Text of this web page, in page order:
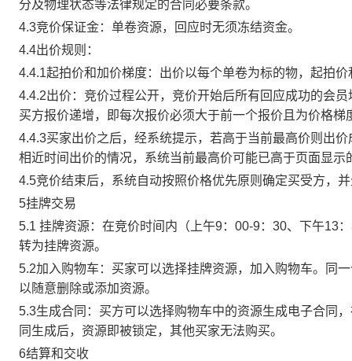
分及物理状态等法律规定的合同必要条款。
4.3竞价保证金：单卷资源，回应时无须冻结资金。
4.4出价规则：
4.4.1起拍价和加价梯度：出价以每个单卷为标的物，起拍
4.4.2出价：竞价过程公开，竞价开始后所有回应成功的会
买方报价递增，即每次报价必须大于前一个报价且为价格
4.4.3买家出价之后，经系统提示，若高于当前最高价则出
相近时间出价的情况，系统当前最高价可能已高于页面显示
4.5竞价结束后，系统自动按照价格优先原则确定买受方，
5挂牌交易
5.1 挂牌资源：在竞价时间内（上午9：00-9：30、下午13
转为挂牌资源。
5.2加入购物车：买家可以选择挂牌资源，加入购物车。同
以随意删除或添加资源。
5.3生成合同：买方可以选择购物车中的资源生成电子合同
同生成后，资源即被锁定，其他买家无法购买。
6结算和交收